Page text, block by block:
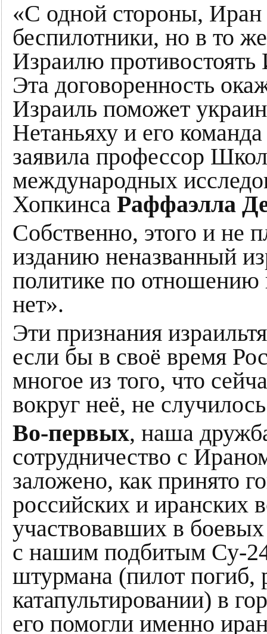
«С одной стороны, Иран
беспилотники, но в то
Израилю
Эта договоренность
Израиль поможет
Нетаньяху и его
заявила профессор
международных
Хопкинса Раффаэлла
Собственно, этого и не
изданию неназванный
политике по отношению
нет».
Эти признания
если бы в своё время
многое из того, что
вокруг неё, не
Во-первых, наша
сотрудничество с
заложено, как принято
российских и иранских
участвовавших в
с нашим подбитым Су-
штурмана (пилот погиб,
катапультировании) в
его помогли именно